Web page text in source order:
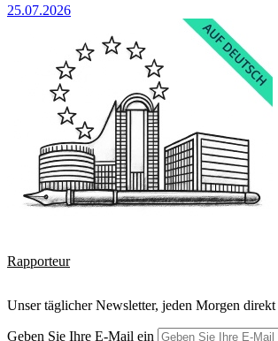
25.07.2026
Rapporteur
Unser täglicher Newsletter, jeden Morgen
Geben Sie Ihre E-Mail ein